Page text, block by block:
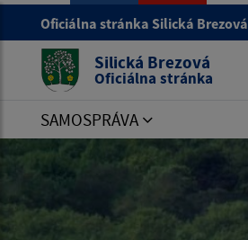
Oficiálna stránka Silická Brezová
Silická Brezová
Oficiálna stránka
SAMOSPRÁVA